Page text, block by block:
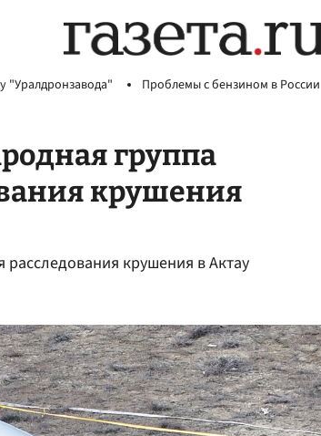
"Уралдронзавода" Проблемы с бензином в России
группа
крушения
крушения в Актау